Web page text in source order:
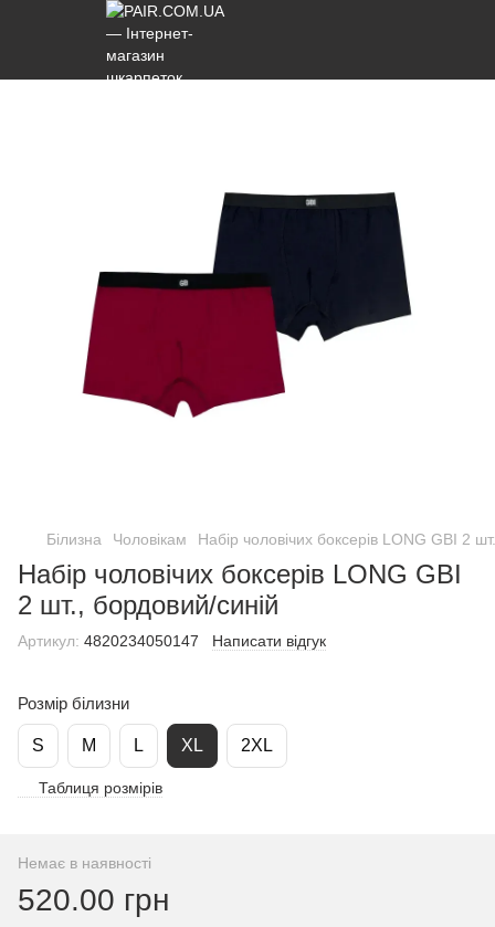
Білизна Чоловікам Набір чоловічих боксерів LONG GBI 2
Набір чоловічих боксерів LONG GBI
2 шт., бордовий/синій
Артикул: 4820234050147 Написати відгук
Розмір білизни
S M L XL 2XL
Таблиця розмірів
Немає в наявності
520.00 грн